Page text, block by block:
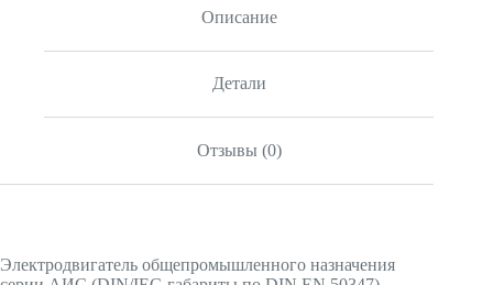
Описание
Детали
Отзывы (0)
Электродвигатель общепромышленного назначения